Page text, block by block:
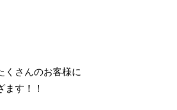
くさんのお客様に
す！！